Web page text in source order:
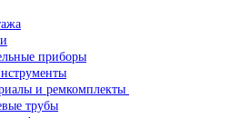
приборы
и ремкомплекты
трубы